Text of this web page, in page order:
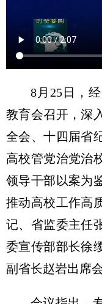
8月25日，
教育会召开，深
全会、十四届省
高校管党治党治
领导干部以案为
推动高校工作高
记、省监委主任
委宣传部部长徐
副省长赵岩出席会